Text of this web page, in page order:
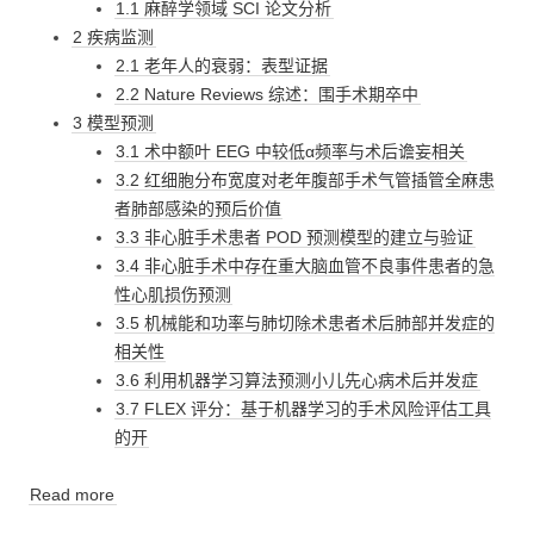
1.1 麻醉学领域 SCI 论文分析
2 疾病监测
2.1 老年人的衰弱：表型证据
2.2 Nature Reviews 综述：围手术期卒中
3 模型预测
3.1 术中额叶 EEG 中较低α频率与术后谵妄相关
3.2 红细胞分布宽度对老年腹部手术气管插管全麻患
者肺部感染的预后价值
3.3 非心脏手术患者 POD 预测模型的建立与验证
3.4 非心脏手术中存在重大脑血管不良事件患者的急
性心肌损伤预测
3.5 机械能和功率与肺切除术患者术后肺部并发症的
相关性
3.6 利用机器学习算法预测小儿先心病术后并发症
3.7 FLEX 评分：基于机器学习的手术风险评估工具
的开
Read more